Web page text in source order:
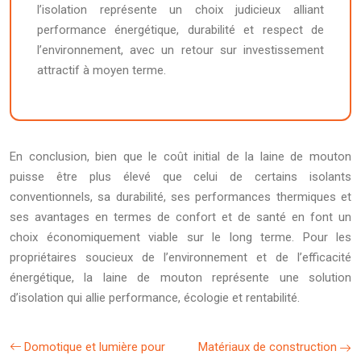
l’isolation représente un choix judicieux alliant
performance énergétique, durabilité et respect de
l’environnement, avec un retour sur investissement
attractif à moyen terme.
En conclusion, bien que le coût initial de la laine de mouton
puisse être plus élevé que celui de certains isolants
conventionnels, sa durabilité, ses performances thermiques et
ses avantages en termes de confort et de santé en font un
choix économiquement viable sur le long terme. Pour les
propriétaires soucieux de l’environnement et de l’efficacité
énergétique, la laine de mouton représente une solution
d’isolation qui allie performance, écologie et rentabilité.
Domotique et lumière pour
Matériaux de construction